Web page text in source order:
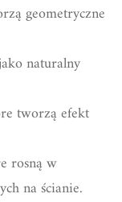
geometryczne
naturalny
tworzą efekt
rosną w
na ścianie.